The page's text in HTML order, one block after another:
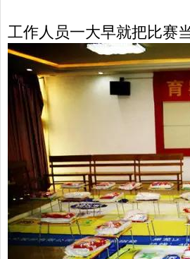
工作人员一大早就把比赛